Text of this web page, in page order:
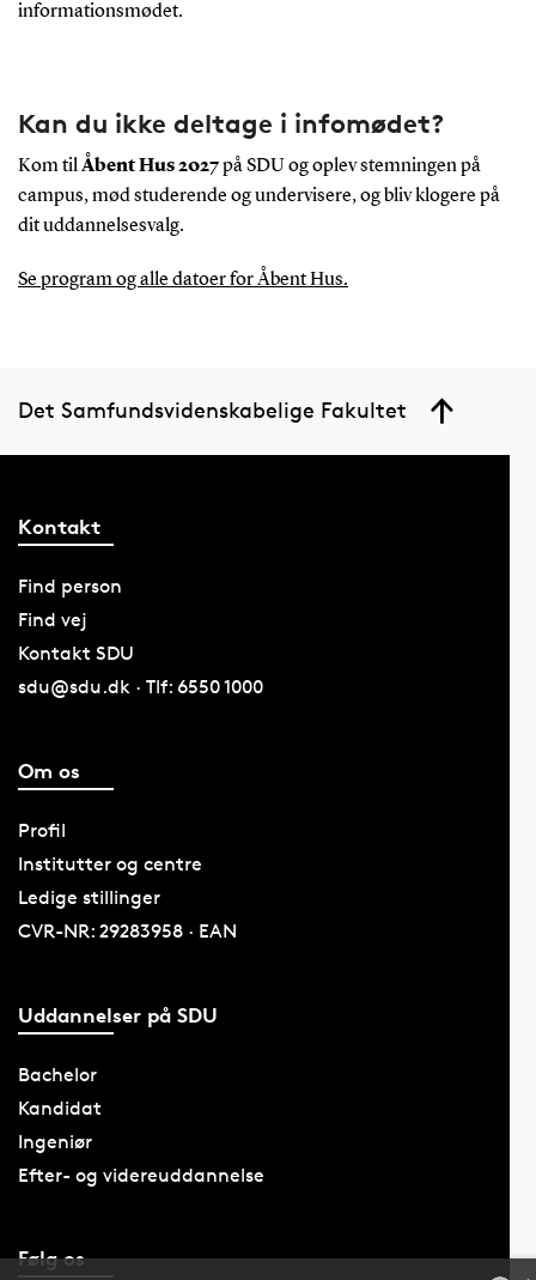
informationsmødet.
Kan du ikke deltage i infomødet?
Kom tilÅbent Hus 2027på SDU og oplev stemningen på
campus, mød studerende og undervisere, og bliv klogere på
dit uddannelsesvalg.
Se program og alle datoer for Åbent Hus.
Det Samfundsvidenskabelige Fakultet
Kontakt
Find person
Find vej
Kontakt SDU
sdu@sdu.dk · Tlf: 6550 1000
Om os
Profil
Institutter og centre
Ledige stillinger
CVR-NR: 29283958 · EAN
Uddannelser på SDU
Bachelor
Kandidat
Ingeniør
Efter- og videreuddannelse
Følg os